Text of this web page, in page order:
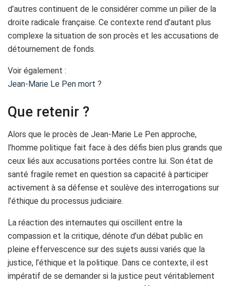
d’autres continuent de le considérer comme un pilier de la
droite radicale française. Ce contexte rend d’autant plus
complexe la situation de son procès et les accusations de
détournement de fonds.
Voir également :
Jean-Marie Le Pen mort ?
Que retenir ?
Alors que le procès de Jean-Marie Le Pen approche,
l’homme politique fait face à des défis bien plus grands que
ceux liés aux accusations portées contre lui. Son état de
santé fragile remet en question sa capacité à participer
activement à sa défense et soulève des interrogations sur
l’éthique du processus judiciaire.
La réaction des internautes qui oscillent entre la
compassion et la critique, dénote d’un débat public en
pleine effervescence sur des sujets aussi variés que la
justice, l’éthique et la politique. Dans ce contexte, il est
impératif de se demander si la justice peut véritablement